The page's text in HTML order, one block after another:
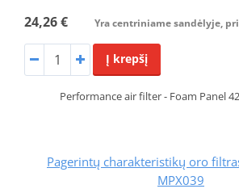
24,26 € Yra centriniame sandėlyje,
Į krepšį
Performance air filter - Foam Panel
Pagerintų charakteristikų oro filtras
MPX039